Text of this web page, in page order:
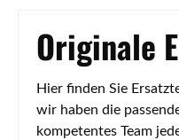
Originale
Hier finden Sie
wir haben die
kompetentes Team